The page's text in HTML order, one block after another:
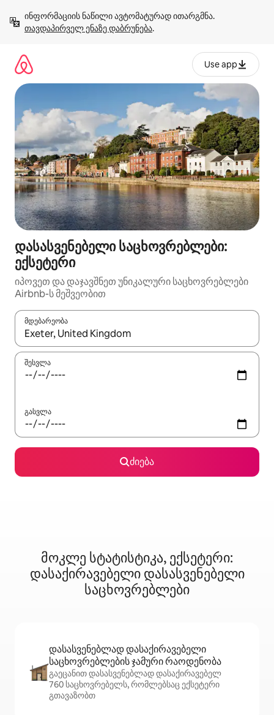
გადასვლა
თავდაპირველ ენაზე დაბრუნება.
Use app
დასასვენებელი საცხოვრებლები:
ექსეტერი
იპოვეთ და დაჯავშნეთ უნიკალური საცხოვრებლები
Airbnb-ს მეშვეობით
მდებარეობა
როცა შედეგები ხელმისაწვდომი გახდება, ნავიგაციისთვის
შესვლა
გასვლა
ძიება
მოკლე სტატისტიკა, ექსეტერი:
დასაქირავებელი დასასვენებელი
საცხოვრებლები
დასასვენებლად დასაქირავებელი
საცხოვრებლების ჯამური რაოდენობა
გაეცანით დასასვენებლად დასაქირავებელ
760 საცხოვრებელს, რომლებსაც ექსეტერი
გთავაზობთ